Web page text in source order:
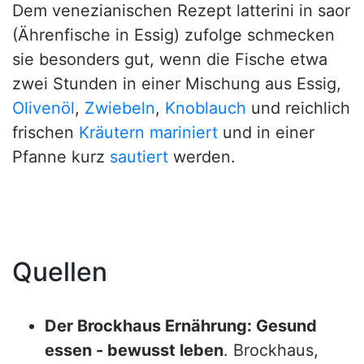
Dem venezianischen Rezept latterini in saor
(Ährenfische in Essig) zufolge schmecken
sie besonders gut, wenn die Fische etwa
zwei Stunden in einer Mischung aus Essig,
Olivenöl, Zwiebeln, Knoblauch und reichlich
frischen Kräutern mariniert und in einer
Pfanne kurz sautiert werden.
Quellen
Der Brockhaus Ernährung: Gesund
essen - bewusst leben. Brockhaus,